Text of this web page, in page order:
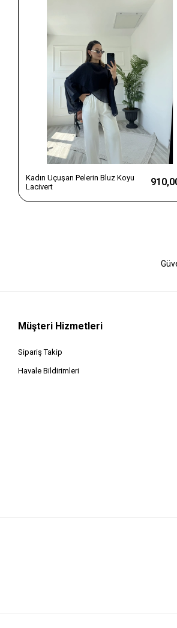
Kadın Uçuşan Pelerin Bluz Koyu
Lacivert
Müşteri Hizmetleri
Sipariş Takip
Havale Bildirimleri